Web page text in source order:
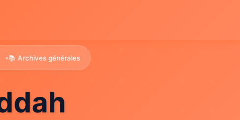
•📚 Archives générales